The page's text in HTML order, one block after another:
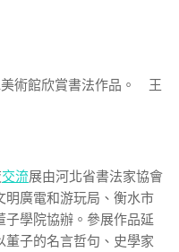
美術館欣賞書法作品。 王
交流展由河北省書法家協會
明廣電和游玩局、衡水市
子學院協辦。參展作品延
董子的名言哲句、史學家